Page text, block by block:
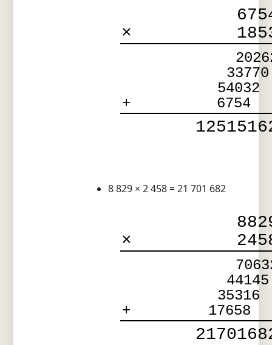
×
33770
54032
6754
+
8 829 × 2 458 = 21 701 682
×
44145
35316
17658
+